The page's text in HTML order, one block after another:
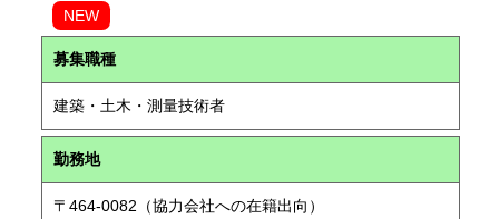
NEW
募集職種
建築・土木・測量技術者
勤務地
〒464-0082（協力会社への在籍出向）